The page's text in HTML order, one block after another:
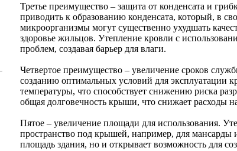
Третье преимущество – защита от конденсата и
приводить к образованию конденсата, который, в
микроорганизмы могут существенно ухудшать
здоровье жильцов. Утепление кровли с
проблем, создавая барьер для влаги.
Четвертое преимущество – увеличение сроков
созданию оптимальных условий для эксплуатации
температуры, что способствует снижению риска
общая долговечность крыши, что снижает расходы
Пятое – увеличение площади для использования.
пространство под крышей, например, для мансарды
площадь здания, но и открывает возможность для